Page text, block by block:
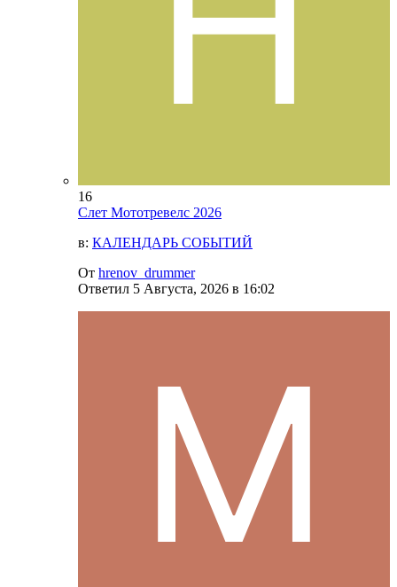
16
Слет Мототревелс 2026
в: КАЛЕНДАРЬ СОБЫТИЙ
От hrenov_drummer
Ответил 5 Августа, 2026 в 16:02